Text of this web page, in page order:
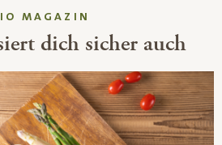
MAGAZIN
dich sicher auch